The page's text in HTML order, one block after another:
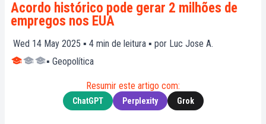
Acordo histórico pode gerar 2 milhões de
empregos nos EUA
Wed 14 May 2025 ▪ 4 min de leitura ▪ por Luc Jose A.
▪ Geopolítica
Resumir este artigo com:
ChatGPT Perplexity Grok